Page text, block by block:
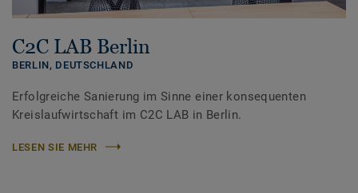
C2C LAB Berlin
BERLIN, DEUTSCHLAND
Erfolgreiche Sanierung im Sinne einer konsequenten
Kreislaufwirtschaft im C2C LAB in Berlin.
LESEN SIE MEHR